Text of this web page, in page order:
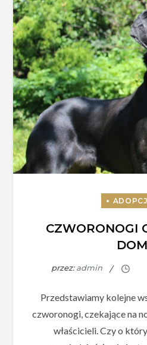
CZWORONOGI
przez:admin
Przedstawiamy kolejne
czworonogi, czekające na
właścicieli. Czy o